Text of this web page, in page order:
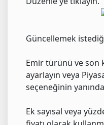
Güncellemek
Emir türünü ve son
ayarlayın veya
seçeneğinin
Ek sayısal veya